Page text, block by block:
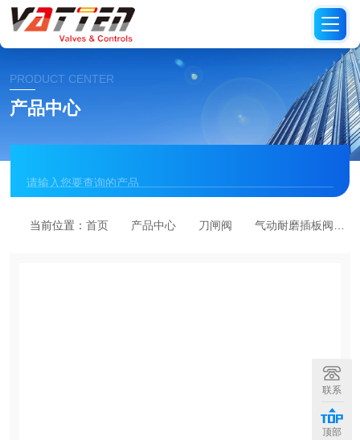
PRODUCT CENTER
产品中心
当前位置：首页 产品中心 刀闸阀 气动耐磨插板阀
联系
顶部